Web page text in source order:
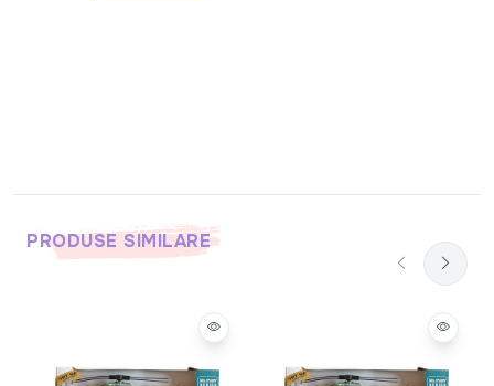
PRODUSE SIMILARE